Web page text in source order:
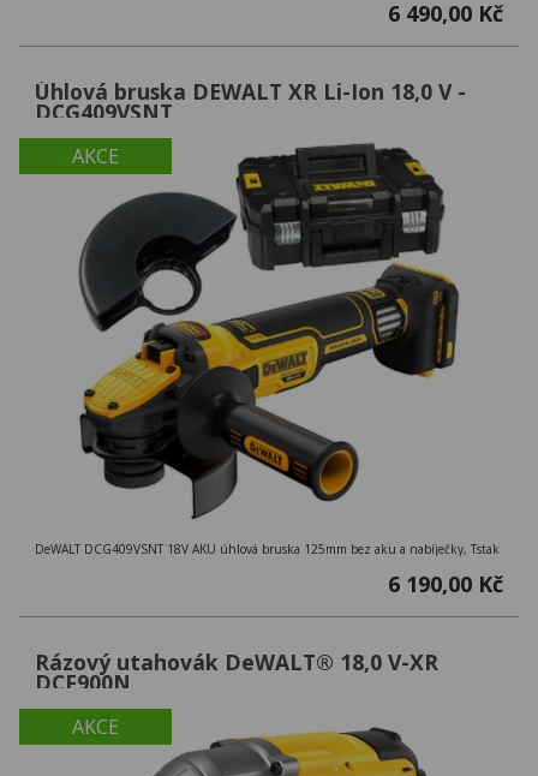
6 490,00 Kč
AKCE
Úhlová bruska DEWALT XR Li-Ion 18,0 V -
DCG409VSNT
DeWALT DCG409VSNT 18V AKU úhlová bruska 125mm bez aku a nabíječky, Tstak
6 190,00 Kč
AKCE
Rázový utahovák DeWALT® 18,0 V-XR
DCF900N